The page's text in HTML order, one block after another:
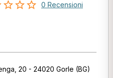
0 Recensioni
20 - 24020 Gorle (BG)